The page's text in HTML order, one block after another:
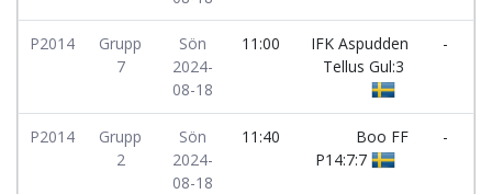
P2014
Grupp
7
Sön
2024-
08-18
11:00
IFK Aspudden
Tellus Gul:3
-
P2014
Grupp
2
Sön
2024-
08-18
11:40
Boo FF
P14:7:7
-